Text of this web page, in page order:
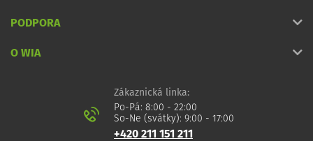
PODPORA
O WIA
Zákaznická linka:
Po-Pá: 8:00 - 22:00
So-Ne (svátky): 9:00 - 17:00
+420 211 151 211